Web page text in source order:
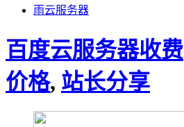
雨云服务器
百度云服务器收费
价格, 站长分享